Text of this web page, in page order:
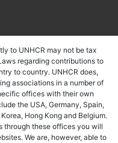
to UNHCR may not be tax
regarding contributions to
to country. UNHCR does,
associations in a number of
offices with their own
the USA, Germany, Spain,
Hong Kong and Belgium.
through these offices you will
We are, however, able to